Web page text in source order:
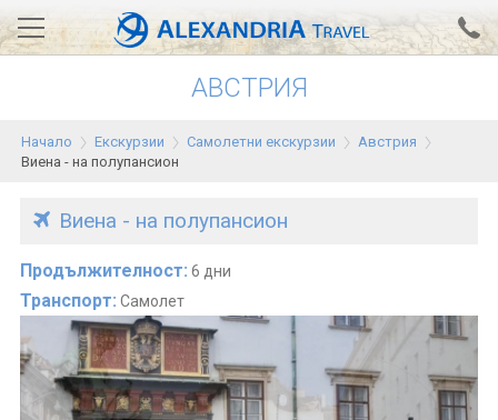
Проверка на резервация
АЛЕКСАНДРИЯ хотели
Египет
Екскурзии
АВСТРИЯ
Начало Екскурзии Самолетни екскурзии
Австрия
Виена - на полупансион
Виена - на полупансион
Продължителност: 6 дни
Транспорт: Самолет